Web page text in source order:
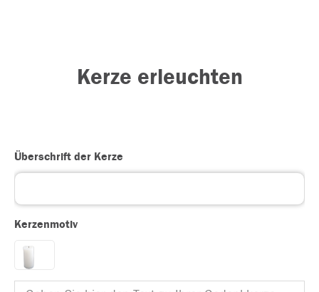
Kerze erleuchten
Überschrift der Kerze
Kerzenmotiv